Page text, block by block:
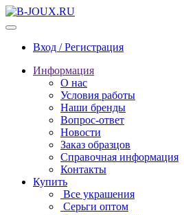
Вход / Регистрация
Информация
О нас
Условия работы
Наши бренды
Вопрос-ответ
Новости
Заказ образцов
Справочная информация
Контакты
Купить
Все украшения
Серьги оптом